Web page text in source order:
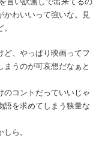
わいいって強いな。見
ど、やっぱり映画ってフ
まうのが可哀想だなぁと
のコントだっていいじゃ
語を求めてしまう狭量な
ら。